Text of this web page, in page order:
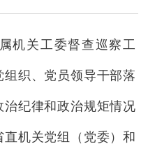
关工委督查巡察工
织、党员领导干部落
纪律和政治规矩情况
机关党组（党委）和